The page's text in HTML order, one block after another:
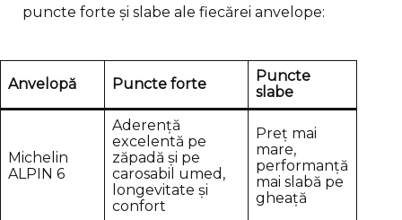
puncte forte și slabe ale fiecărei anvelope:
Anvelopă Puncte forte
Puncte
slabe
Michelin
ALPIN 6
Aderență
excelentă pe
zăpadă și pe
carosabil umed,
longevitate și
confort
Preț mai
mare,
performanță
mai slabă pe
gheață